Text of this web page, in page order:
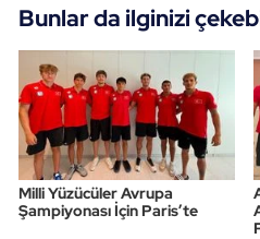
Bunlar da ilginizi
Milli Yüzücüler Avrupa
Şampiyonası İçin Paris’te
Wushu Kungfu
Yelken
Yüzme